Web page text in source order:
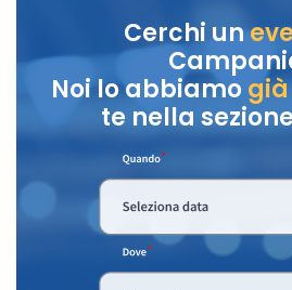
Cerchi un
Noi lo abbiamo
te nella